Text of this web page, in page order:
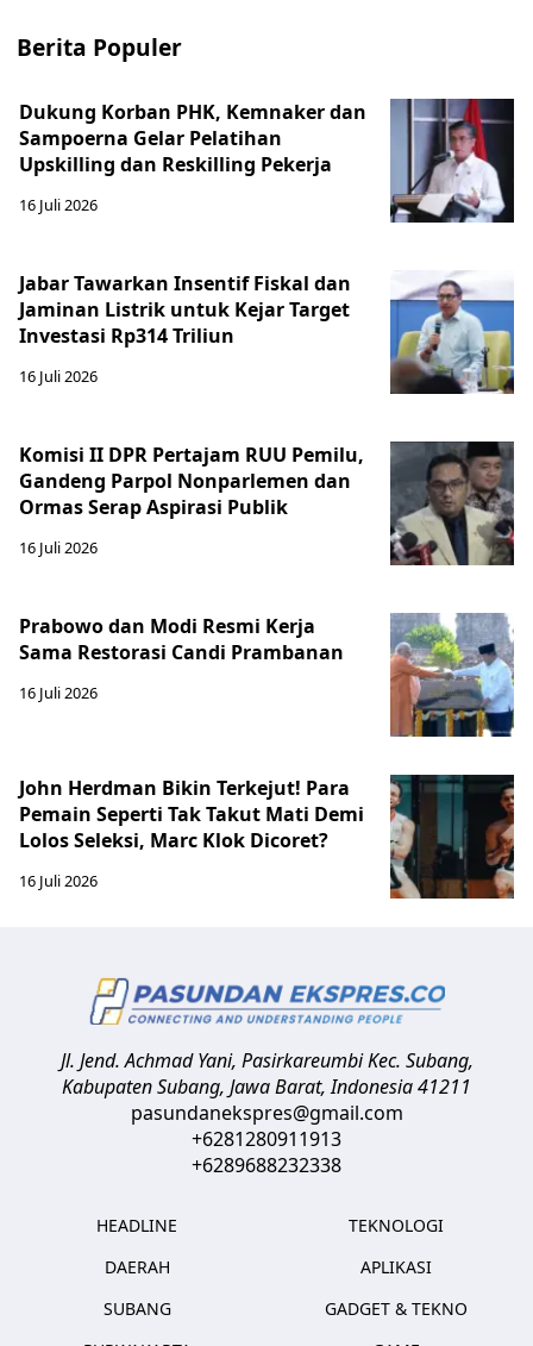
Berita Populer
Dukung Korban PHK, Kemnaker dan
Sampoerna Gelar Pelatihan
Upskilling dan Reskilling Pekerja
16 Juli 2026
Jabar Tawarkan Insentif Fiskal dan
Jaminan Listrik untuk Kejar Target
Investasi Rp314 Triliun
16 Juli 2026
Komisi II DPR Pertajam RUU Pemilu,
Gandeng Parpol Nonparlemen dan
Ormas Serap Aspirasi Publik
16 Juli 2026
Prabowo dan Modi Resmi Kerja
Sama Restorasi Candi Prambanan
16 Juli 2026
John Herdman Bikin Terkejut! Para
Pemain Seperti Tak Takut Mati Demi
Lolos Seleksi, Marc Klok Dicoret?
16 Juli 2026
Jl. Jend. Achmad Yani, Pasirkareumbi Kec. Subang,
Kabupaten Subang, Jawa Barat,Indonesia41211
pasundanekspres@gmail.com
+6281280911913
+6289688232338
HEADLINE
DAERAH
SUBANG
TEKNOLOGI
APLIKASI
GADGET & TEKNO